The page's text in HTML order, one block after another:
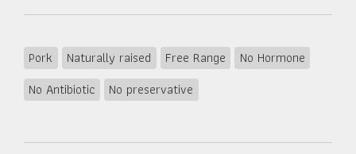
Pork Naturally raised Free Range
No Hormone
No Antibiotic
No preservative